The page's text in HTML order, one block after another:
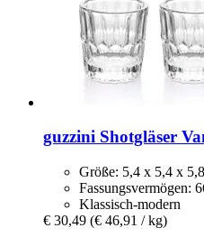
guzzini Shotgläser
Größe: 5,4 x 5,4 x
Fassungsvermögen:
Klassisch-modern
€ 30,49 (€ 46,91 / kg)